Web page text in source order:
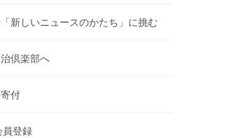
新しいニュースのかたち」に挑む
倶楽部へ
付
員登録